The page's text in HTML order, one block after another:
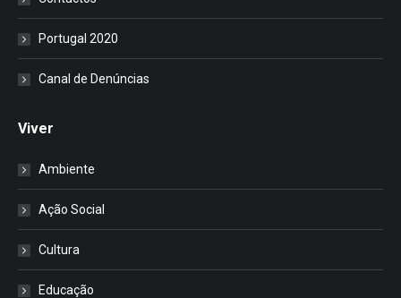
Portugal 2020
Canal de Denúncias
Viver
Ambiente
Ação Social
Cultura
Educação